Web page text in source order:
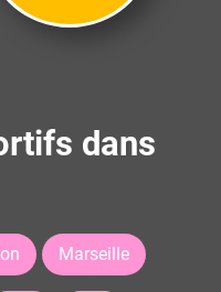
dans
Marseille